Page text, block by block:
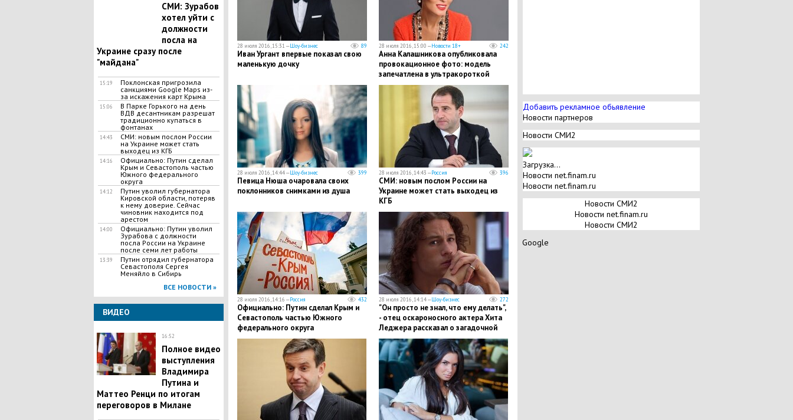
СМИ: Зурабов
хотел уйти с
должности
посла на
Украине сразу после
"майдана"
15:19
Поклонская пригрозила
санкциями Google Maps из-
за искажения карт Крыма
15:06
В Парке Горького на день
ВДВ десантникам разрешат
традиционно купаться в
фонтанах
14:43
СМИ: новым послом России
на Украине может стать
выходец из КГБ
14:16
Официально: Путин сделал
Крым и Севастополь частью
Южного федерального
округа
14:12
Путин уволил губернатора
Кировской области, потеряв
к нему доверие. Сейчас
чиновник находится под
арестом
14:00
Официально: Путин уволил
Зурабова с должности
посла России на Украине
после семи лет работы
13:39
Путин отрядил губернатора
Севастополя Сергея
Меняйло в Сибирь
ВСЕ НОВОСТИ »
ВИДЕО
16:52
Полное видео
выступления
Владимира
Путина и
Маттео Ренци по итогам
переговоров в Милане
28 июля 2016, 15:31 —Шоу-бизнес 89
Иван Ургант впервые показал свою
маленькую дочку
28 июля 2016, 15:00 —Новости 18+ 242
Анна Калашникова опубликовала
провокационное фото: модель
запечатлена в ультракороткой
футболке
28 июля 2016, 14:44 —Шоу-бизнес 399
Певица Нюша очаровала своих
поклонников снимками из душа
28 июля 2016, 14:43 —Россия 396
СМИ: новым послом России на
Украине может стать выходец из
КГБ
28 июля 2016, 14:16 —Россия 432
Официально: Путин сделал Крым и
Севастополь частью Южного
федерального округа
28 июля 2016, 14:14 —Шоу-бизнес 272
"Он просто не знал, что ему делать",
- отец оскароносного актера Хита
Леджера рассказал о загадочной
смерти своего сына
Добавить рекламное обьявление
Новости партнеров
Новости СМИ2
Загрузка...
Новости net.finam.ru
Новости net.finam.ru
Новости СМИ2
Новости net.finam.ru
Новости СМИ2
Google